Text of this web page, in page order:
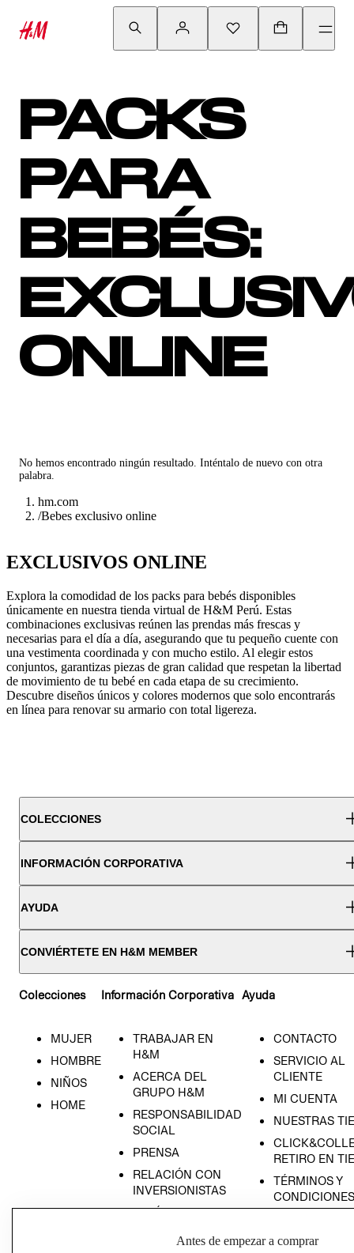
PACKS
PARA
BEBÉS:
ONLINE
No hemos encontrado ningún resultado. Inténtalo de nuevo con otra
palabra.
hm.com
/Bebes exclusivo online
EXCLUSIVOS ONLINE
Explora la comodidad de los packs para bebés disponibles
únicamente en nuestra tienda virtual de H&M Perú. Estas
combinaciones exclusivas reúnen las prendas más frescas y
necesarias para el día a día, asegurando que tu pequeño cuente con
una vestimenta coordinada y con mucho estilo. Al elegir estos
conjuntos, garantizas piezas de gran calidad que respetan la libertad
de movimiento de tu bebé en cada etapa de su crecimiento.
Descubre diseños únicos y colores modernos que solo encontrarás
en línea para renovar su armario con total ligereza.
COLECCIONES
INFORMACIÓN CORPORATIVA
AYUDA
CONVIÉRTETE EN H&M MEMBER
Colecciones
MUJER
HOMBRE
NIÑOS
HOME
Información Corporativa
TRABAJAR EN
H&M
ACERCA DEL
GRUPO H&M
RESPONSABILIDAD
SOCIAL
PRENSA
RELACIÓN CON
INVERSIONISTAS
POLÍTICA
Ayuda
CONTACTO
SERVICIO AL
CLIENTE
MI CUENTA
NUESTRAS
RETIRO EN
TÉRMINOS Y
CONDICIONES
Antes de empezar a comprar